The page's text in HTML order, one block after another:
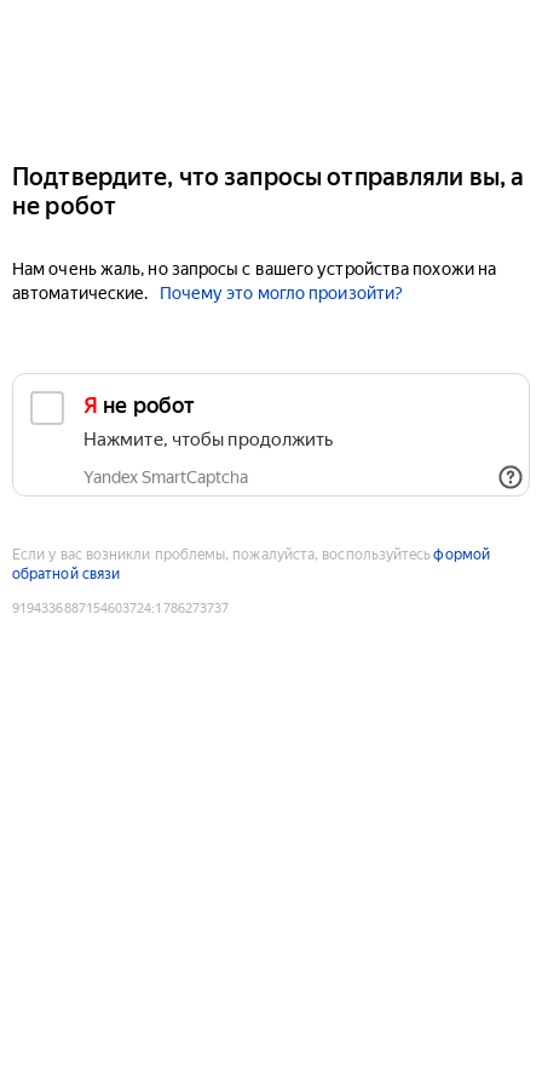
Подтвердите, что запросы отправляли вы, а
не робот
Нам очень жаль, но запросы с вашего устройства похожи на
автоматические.
Почему это могло произойти?
Я не робот
Нажмите, чтобы продолжить
Yandex SmartCaptcha
Если у вас возникли проблемы, пожалуйста, воспользуйтесьформой
обратной связи
9194336887154603724:1786273737